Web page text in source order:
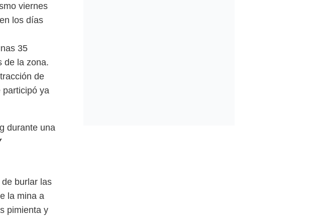
viernes
los días
35
de la zona.
de
participó ya
durante una
burlar las
la mina a
pimienta y